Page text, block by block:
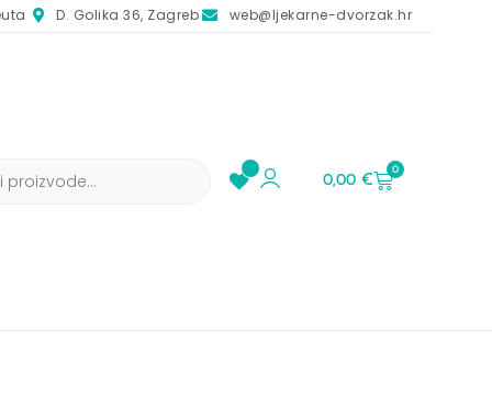
D. Golika 36, Zagreb web@ljekarne-dvorzak.hr
0,00€
0